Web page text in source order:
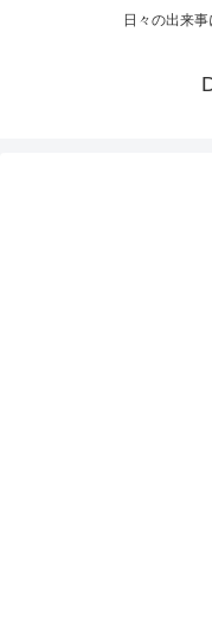
日々の出来